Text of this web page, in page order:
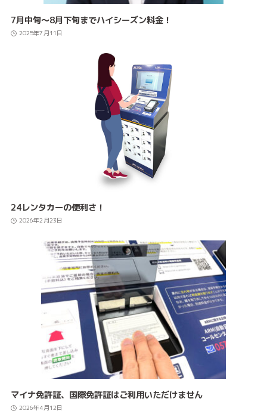
7月中旬～8月下旬までハイシーズン料金！
2025年7月11日
24レンタカーの便利さ！
2026年2月23日
マイナ免許証、国際免許証はご利用いただけません
2026年4月12日